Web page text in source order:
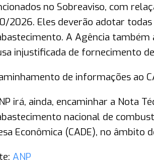
no Sobreaviso, com
2026. Eles deverão adotar
A Agência
injustificada de fornecimento
de informações ao
irá, ainda, encaminhar a Nota
nacional de
Econômica (CADE), no âmbito
ANP